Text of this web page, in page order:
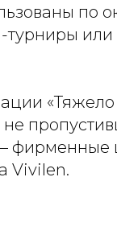
по
турниры
фирменные
Vivilen.